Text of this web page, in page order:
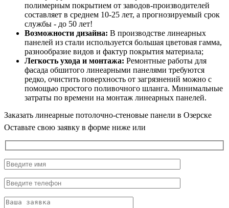
полимерным покрытием от заводов-производителей
составляет в среднем 10-25 лет, а прогнозируемый срок
службы - до 50 лет!
Возможности дизайна: В производстве линеарных
панелей из стали используется большая цветовая гамма,
разнообразие видов и фактур покрытия материала;
Легкость ухода и монтажа: Ремонтные работы для
фасада обшитого линеарными панелями требуются
редко, очистить поверхность от загрязнений можно с
помощью простого поливочного шланга. Минимальные
затраты по времени на монтаж линеарных панелей.
Заказать линеарные потолочно-стеновые панели в Озерске
Оставьте свою заявку в форме ниже или